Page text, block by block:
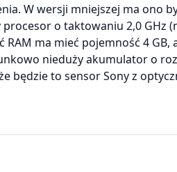
W wersji mniejszej ma ono
o taktowaniu 2,0 GHz
ma mieć pojemność 4 GB,
nieduży akumulator o
będzie to sensor Sony z